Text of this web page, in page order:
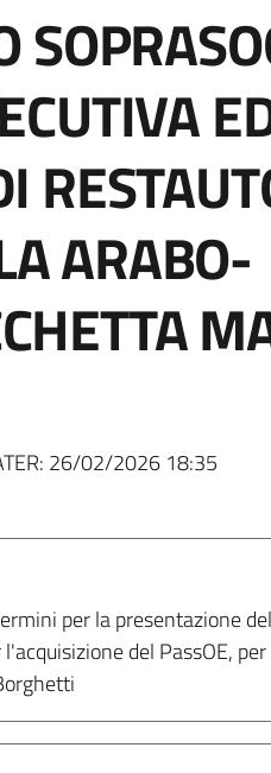
ARABO-
26/02/2026 18:35
per la presentazione
del PassOE,